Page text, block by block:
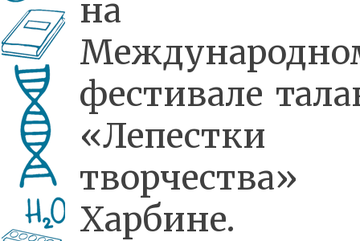
на
фестивале
«Лепестки
Харбине.